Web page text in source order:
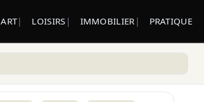
ART LOISIRS IMMOBILIER PRATIQUE